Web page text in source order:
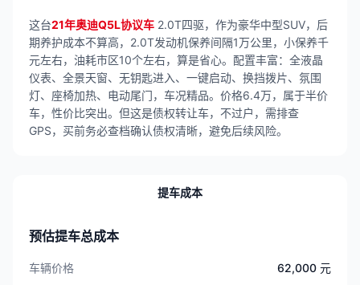
这台21年奥迪Q5L协议车 2.0T四驱，作为豪华中型SUV，后
期养护成本不算高，2.0T发动机保养间隔1万公里，小保养千
元左右，油耗市区10个左右，算是省心。配置丰富：全液晶
仪表、全景天窗、无钥匙进入、一键启动、换挡拨片、氛围
灯、座椅加热、电动尾门，车况精品。价格6.4万，属于半价
车，性价比突出。但这是债权转让车，不过户，需排查
GPS，买前务必查档确认债权清晰，避免后续风险。
提车成本
预估提车总成本
车辆价格
62,000 元